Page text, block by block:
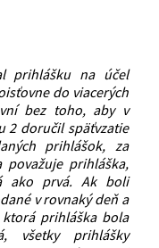
prihlášku na účel
do viacerých
bez toho, aby v
2 doručil späťvzatie
prihlášok, za
prihláška,
ako prvá. Ak boli
v rovnaký deň a
prihláška bola
všetky prihlášky